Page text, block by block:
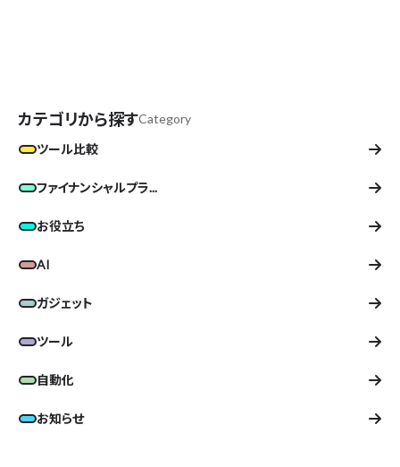
カテゴリから探すCategory
ツール比較
ファイナンシャルプラ...
お役立ち
AI
ガジェット
ツール
自動化
お知らせ